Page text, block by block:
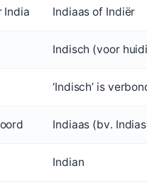
India Indiaas of Indiër
Indisch (voor
‘Indisch’ is
Indiaas (bv.
Indian